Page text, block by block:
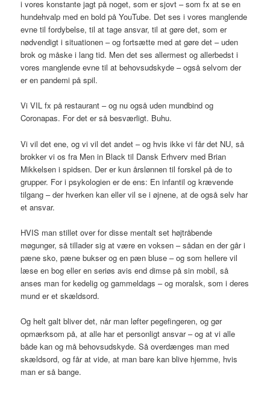
i vores konstante jagt på noget, som er sjovt – som fx at se en
hundehvalp med en bold på YouTube. Det ses i vores manglende
evne til fordybelse, til at tage ansvar, til at gøre det, som er
nødvendigt i situationen – og fortsætte med at gøre det – uden
brok og måske i lang tid. Men det ses allermest og allerbedst i
vores manglende evne til at behovsudskyde – også selvom der
er en pandemi på spil.
Vi VIL fx på restaurant – og nu også uden mundbind og
Coronapas. For det er så besværligt. Buhu.
Vi vil det ene, og vi vil det andet – og hvis ikke vi får det NU, så
brokker vi os fra Men in Black til Dansk Erhverv med Brian
Mikkelsen i spidsen. Der er kun årslønnen til forskel på de to
grupper. For i psykologien er de ens: En infantil og krævende
tilgang – der hverken kan eller vil se i øjnene, at de også selv har
et ansvar.
HVIS man stillet over for disse mentalt set højtråbende
møgunger, så tillader sig at være en voksen – sådan en der går i
pæne sko, pæne bukser og en pæn bluse – og som hellere vil
læse en bog eller en seriøs avis end dimse på sin mobil, så
anses man for kedelig og gammeldags – og moralsk, som i deres
mund er et skældsord.
Og helt galt bliver det, når man løfter pegefingeren, og gør
opmærksom på, at alle har et personligt ansvar – og at vi alle
både kan og må behovsudskyde. Så overdænges man med
skældsord, og får at vide, at man bare kan blive hjemme, hvis
man er så bange.